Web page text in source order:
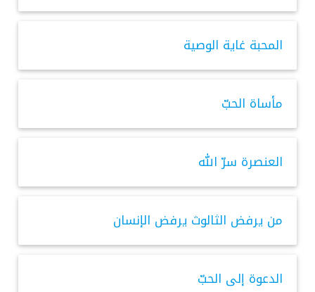
المحبة غاية الوصية
مأساة الحبّ
العنصرة سرّ الله
من يرفض الثالوث يرفض الإنسان
الدعوة إلى الحبّ